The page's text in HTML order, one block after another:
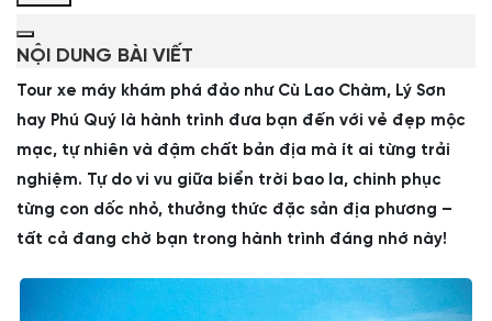
NỘI DUNG BÀI VIẾT
Tour xe máy khám phá đảo như Cù Lao Chàm, Lý Sơn
hay Phú Quý là hành trình đưa bạn đến với vẻ đẹp mộc
mạc, tự nhiên và đậm chất bản địa mà ít ai từng trải
nghiệm. Tự do vi vu giữa biển trời bao la, chinh phục
từng con dốc nhỏ, thưởng thức đặc sản địa phương –
tất cả đang chờ bạn trong hành trình đáng nhớ này!